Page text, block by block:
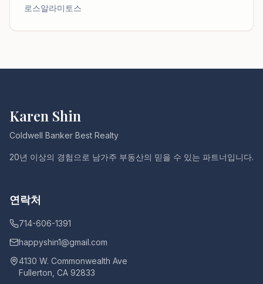
로스알라미토스
Karen Shin
Coldwell Banker Best Realty
20년 이상의 경험으로 남가주 부동산의 믿을 수 있는 파트너입니다.
연락처
714-606-1391
happyshin1@gmail.com
4130 W. Commonwealth Ave
Fullerton, CA 92833